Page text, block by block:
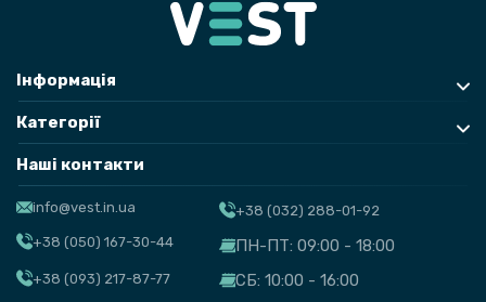
Інформація
Категорії
Наші контакти
info@vest.in.ua
+38 (050) 167-30-44
+38 (093) 217-87-77
+38 (032) 288-01-92
ПН-ПТ: 09:00 - 18:00
СБ: 10:00 - 16:00